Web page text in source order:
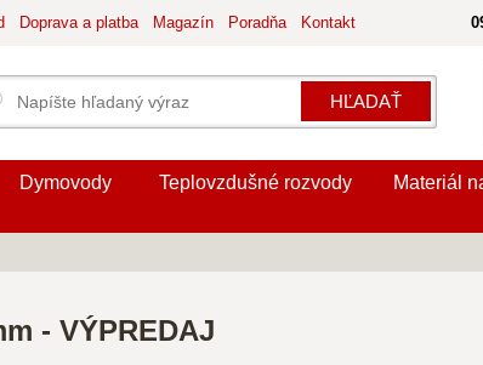
HĽADAŤ
Doprava a platba Magazín Poradňa Kontakt
Dymovody Teplovzdušné rozvody Materiál
- VÝPREDAJ